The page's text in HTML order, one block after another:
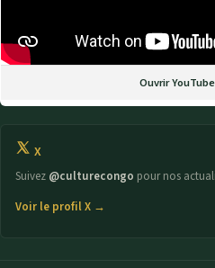
Ouvrir
X
Suivez @culturecongo pour nos
Voir le profil X →